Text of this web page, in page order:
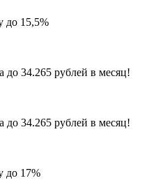
до 15,5%
34.265 рублей в месяц!
34.265 рублей в месяц!
до 17%